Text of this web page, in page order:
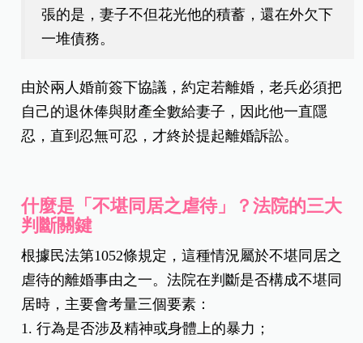
張的是，妻子不但花光他的積蓄，還在外欠下
一堆債務。
由於兩人婚前簽下協議，約定若離婚，老兵必須把
自己的退休俸與財產全數給妻子，因此他一直隱
忍，直到忍無可忍，才終於提起離婚訴訟。
什麼是「不堪同居之虐待」？法院的三大
判斷關鍵
根據民法第1052條規定，這種情況屬於不堪同居之
虐待的離婚事由之一。法院在判斷是否構成不堪同
居時，主要會考量三個要素：
1. 行為是否涉及精神或身體上的暴力；